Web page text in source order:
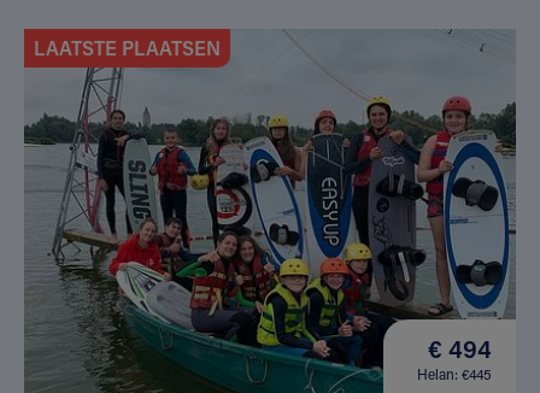
LAATSTE PLAATSEN
€ 494
Helan: €445